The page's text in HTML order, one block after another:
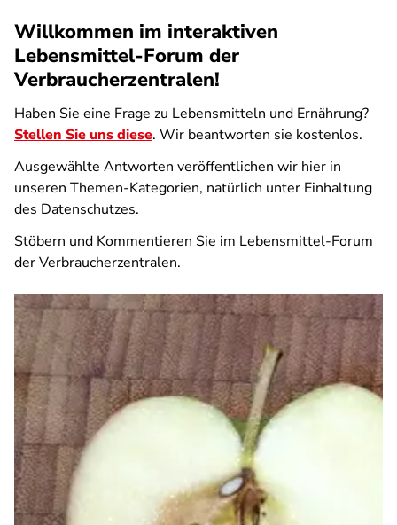
Willkommen im interaktiven
Lebensmittel-Forum der
Verbraucherzentralen!
Haben Sie eine Frage zu Lebensmitteln und Ernährung?
Stellen Sie uns diese. Wir beantworten sie kostenlos.
Ausgewählte Antworten veröffentlichen wir hier in
unseren Themen-Kategorien, natürlich unter Einhaltung
des Datenschutzes.
Stöbern und Kommentieren Sie im Lebensmittel-Forum
der Verbraucherzentralen.